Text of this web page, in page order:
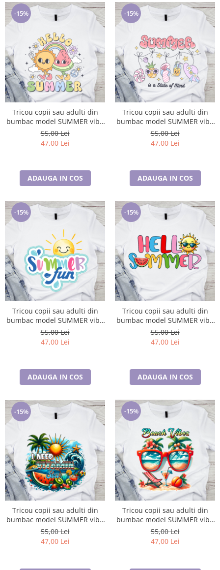
-15%
Tricou copii sau adulti din
bumbac model SUMMER vibe
personalizat cu nume sau
poza preferata TC5050
55,00 Lei
47,00 Lei
ADAUGA IN COS
-15%
Tricou copii sau adulti din
bumbac model SUMMER vibe
personalizat cu nume sau
poza preferata TC5051
55,00 Lei
47,00 Lei
ADAUGA IN COS
-15%
Tricou copii sau adulti din
bumbac model SUMMER vibe
personalizat cu nume sau
poza preferata TC5052
55,00 Lei
47,00 Lei
ADAUGA IN COS
-15%
Tricou copii sau adulti din
bumbac model SUMMER vibe
personalizat cu nume sau
poza preferata TC5053
55,00 Lei
47,00 Lei
ADAUGA IN COS
-15%
Tricou copii sau adulti din
bumbac model SUMMER vibe
personalizat cu nume sau
poza preferata TC5054
55,00 Lei
47,00 Lei
-15%
Tricou copii sau adulti din
bumbac model SUMMER vibe
personalizat cu nume sau
poza preferata TC5055
55,00 Lei
47,00 Lei